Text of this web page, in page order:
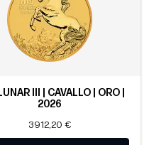
III | CAVALLO | ORO |
2026
3912,20 €